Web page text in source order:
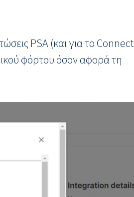
PSA (και για το
φόρτου όσον αφορά τη